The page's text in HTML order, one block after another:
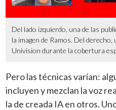
Del lado izquierdo, una de las
la imagen de Ramos. Del
Univision durante la cobertura
Pero las técnicas varían:
incluyen y mezclan la voz
la de creada IA en otros.